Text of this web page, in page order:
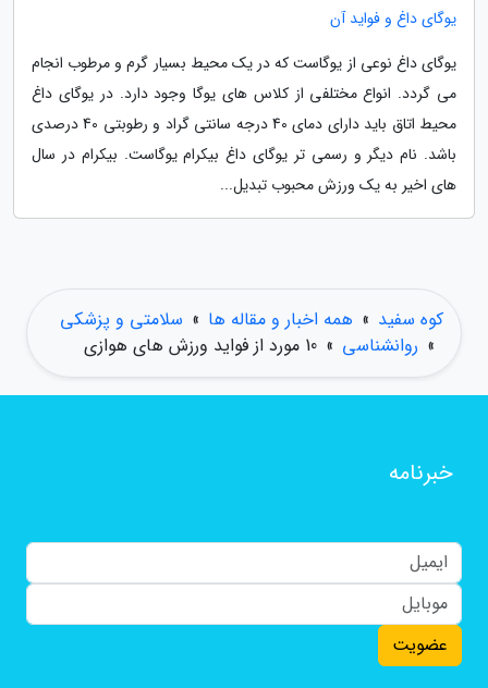
یوگای داغ و فواید آن
یوگای داغ نوعی از یوگاست که در یک محیط بسیار گرم و مرطوب انجام
می گردد. انواع مختلفی از کلاس های یوگا وجود دارد. در یوگای داغ
محیط اتاق باید دارای دمای 40 درجه سانتی گراد و رطوبتی 40 درصدی
باشد. نام دیگر و رسمی تر یوگای داغ بیکرام یوگاست. بیکرام در سال
های اخیر به یک ورزش محبوب تبدیل...
کوه سفید » همه اخبار و مقاله ها » سلامتی و پزشکی
» روانشناسی » 10 مورد از فواید ورزش های هوازی
خبرنامه
عضویت